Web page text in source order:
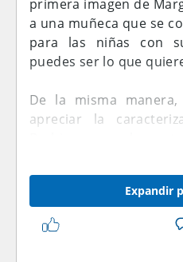
primera imagen de
a una muñeca que se
para las niñas con
puedes ser lo que
De la misma
apreciar la
con el fondo y el carro.
Cabe mencionar,
estará dirigida por
Expandir